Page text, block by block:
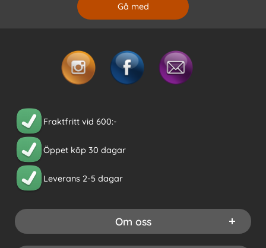
Fraktfritt vid 600:-
Öppet köp 30 dagar
Leverans 2-5 dagar
Om oss